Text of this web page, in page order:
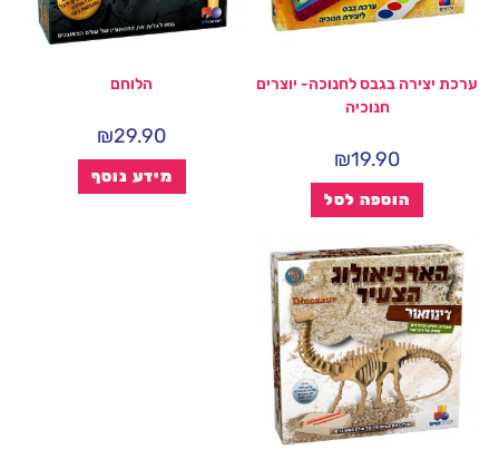
ערכת יצירה בגבס לחנוכה- יוצרים
חנוכיה
₪19.90
הוספה לסל
הלוחם
₪29.90
מידע נוסף